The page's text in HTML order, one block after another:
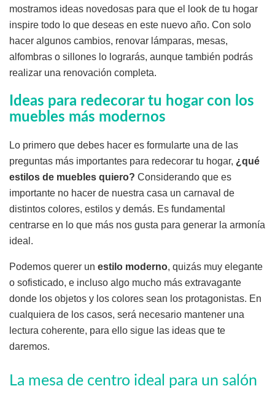
mostramos ideas novedosas para que el look de tu hogar
inspire todo lo que deseas en este nuevo año. Con solo
hacer algunos cambios, renovar lámparas, mesas,
alfombras o sillones lo lograrás, aunque también podrás
realizar una renovación completa.
Ideas para redecorar tu hogar con los
muebles más modernos
Lo primero que debes hacer es formularte una de las
preguntas más importantes para redecorar tu hogar, ¿qué
estilos de muebles quiero? Considerando que es
importante no hacer de nuestra casa un carnaval de
distintos colores, estilos y demás. Es fundamental
centrarse en lo que más nos gusta para generar la armonía
ideal.
Podemos querer un estilo moderno, quizás muy elegante
o sofisticado, e incluso algo mucho más extravagante
donde los objetos y los colores sean los protagonistas. En
cualquiera de los casos, será necesario mantener una
lectura coherente, para ello sigue las ideas que te
daremos.
La mesa de centro ideal para un salón